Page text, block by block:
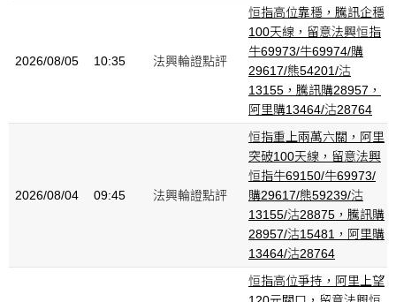
2026/08/05 10:35 法興輪證點評
恒指高位靠穩，騰訊企穩
100天線，留意法興恒指
牛69973/牛69974/購
29617/熊54201/沽
13155，騰訊購28957，
阿里購13464/沽28764
2026/08/04 09:45 法興輪證點評
恒指重上兩萬六關，阿里
突破100天線，留意法興
恒指牛69150/牛69973/
購29617/熊59239/沽
13155/沽28875，騰訊購
28957/沽15481，阿里購
13464/沽28764
恒指高位爭持，阿里上望